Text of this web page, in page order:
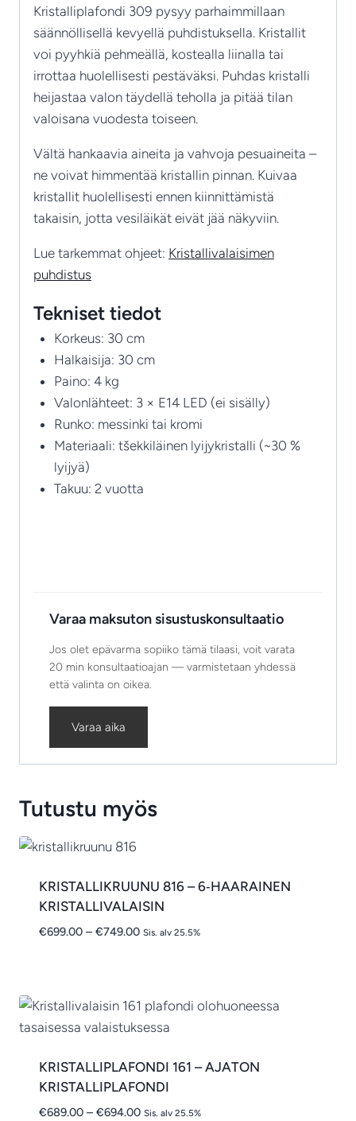
Kristalliplafondi 309 pysyy parhaimmillaan
säännöllisellä kevyellä puhdistuksella. Kristallit
voi pyyhkiä pehmeällä, kostealla liinalla tai
irrottaa huolellisesti pestäväksi. Puhdas kristalli
heijastaa valon täydellä teholla ja pitää tilan
valoisana vuodesta toiseen.
Vältä hankaavia aineita ja vahvoja pesuaineita –
ne voivat himmentää kristallin pinnan. Kuivaa
kristallit huolellisesti ennen kiinnittämistä
takaisin, jotta vesiläikät eivät jää näkyviin.
Lue tarkemmat ohjeet: Kristallivalaisimen
puhdistus
Tekniset tiedot
Korkeus: 30 cm
Halkaisija: 30 cm
Paino: 4 kg
Valonlähteet: 3 × E14 LED (ei sisälly)
Runko: messinki tai kromi
Materiaali: tšekkiläinen lyijykristalli (~30 %
lyijyä)
Takuu: 2 vuotta
Varaa maksuton sisustuskonsultaatio
Jos olet epävarma sopiiko tämä tilaasi, voit varata
20 min konsultaatioajan — varmistetaan yhdessä
että valinta on oikea.
Varaa aika
Tutustu myös
KRISTALLIKRUUNU 816 – 6‑HAARAINEN
KRISTALLIVALAISIN
€699.00 – €749.00Hintaluokka:
Sis. alv 25.5%
KRISTALLIPLAFONDI 161 – AJATON
KRISTALLIPLAFONDI
€689.00 – €694.00Hintaluokka:
Sis. alv 25.5%